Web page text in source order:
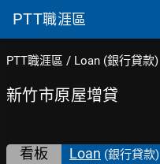
PTT職涯區
PTT職涯區 / Loan (銀行貸款)
新竹市原屋增貸
看板 Loan (銀行貸款)